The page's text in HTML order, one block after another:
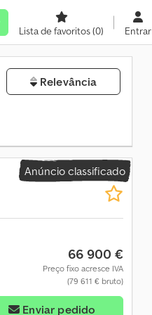
Lista de favoritos(0) Entrar
Relevância
Anúncio classificado
66 900 €
Preço fixo acresce IVA
(79 611 € bruto)
Enviar pedido